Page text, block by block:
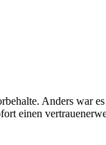
Anders war
einen